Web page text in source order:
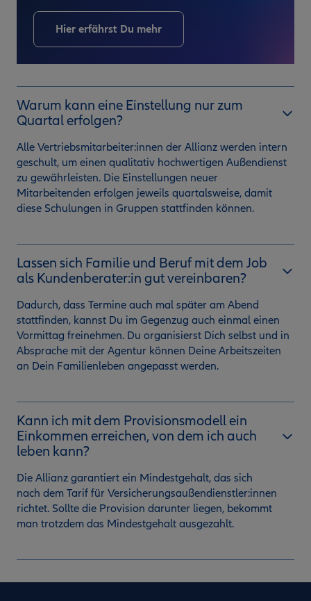
Hier erfährst Du mehr
Warum kann eine Einstellung nur zum
Quartal erfolgen?
Alle Vertriebsmitarbeiter:innen der Allianz werden intern
geschult, um einen qualitativ hochwertigen Außendienst
zu gewährleisten. Die Einstellungen neuer
Mitarbeitenden erfolgen jeweils quartalsweise, damit
diese Schulungen in Gruppen stattfinden können.
Lassen sich Familie und Beruf mit dem Job
als Kundenberater:in gut vereinbaren?
Dadurch, dass Termine auch mal später am Abend
stattfinden, kannst Du im Gegenzug auch einmal einen
Vormittag freinehmen. Du organisierst Dich selbst und in
Absprache mit der Agentur können Deine Arbeitszeiten
an Dein Familienleben angepasst werden.
Kann ich mit dem Provisionsmodell ein
Einkommen erreichen, von dem ich auch
leben kann?
Die Allianz garantiert ein Mindestgehalt, das sich
nach dem Tarif für Versicherungsaußendienstler:innen
richtet. Sollte die Provision darunter liegen, bekommt
man trotzdem das Mindestgehalt ausgezahlt.